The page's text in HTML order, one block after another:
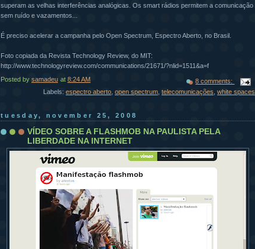
superam as velhas interferências analógicas. Os smart rádios permitem a comunicação
sem ruído e vazamentos...
É preciso acelerar a campanha pelo Open Spectrum, Espectro Aberto, no Brasil.
Foto copiada da Revista Technology Review, do MIT:
http://www.technologyreview.com/communications/21671/?nlid=1511&a=f
Posted by samadeu at 8:24 AM
8 comments:
Labels: espectro aberto open spectrum telecomunicações white spaces
tuesday, november 25, 2008
VÍDEO SOBRE A FLASHMOB NA PAULISTA PELA
LIBERDADE NA INTERNET